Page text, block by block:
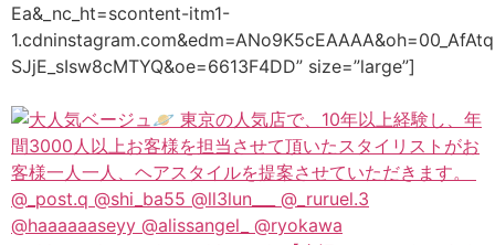
Ea&_nc_ht=scontent-itm1-
SJjE_sIsw8cMTYQ&oe=6613F4DD” size=”large”]